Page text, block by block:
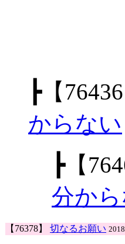
┣【76436
からない
┣【
分か
【76378】 切なるお願い